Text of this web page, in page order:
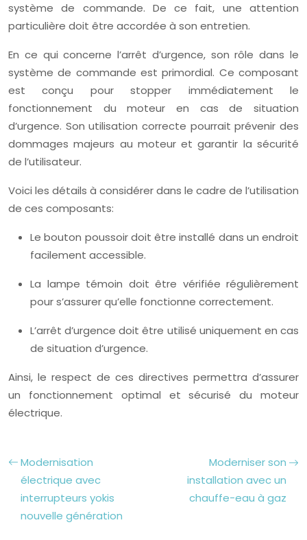
système de commande. De ce fait, une attention
particulière doit être accordée à son entretien.
En ce qui concerne l’arrêt d’urgence, son rôle dans le
système de commande est primordial. Ce composant
est conçu pour stopper immédiatement le
fonctionnement du moteur en cas de situation
d’urgence. Son utilisation correcte pourrait prévenir des
dommages majeurs au moteur et garantir la sécurité
de l’utilisateur.
Voici les détails à considérer dans le cadre de l’utilisation
de ces composants:
Le bouton poussoir doit être installé dans un endroit
facilement accessible.
La lampe témoin doit être vérifiée régulièrement
pour s’assurer qu’elle fonctionne correctement.
L’arrêt d’urgence doit être utilisé uniquement en cas
de situation d’urgence.
Ainsi, le respect de ces directives permettra d’assurer
un fonctionnement optimal et sécurisé du moteur
électrique.
Modernisation
électrique avec
interrupteurs yokis
nouvelle génération
Moderniser son
installation avec un
chauffe-eau à gaz